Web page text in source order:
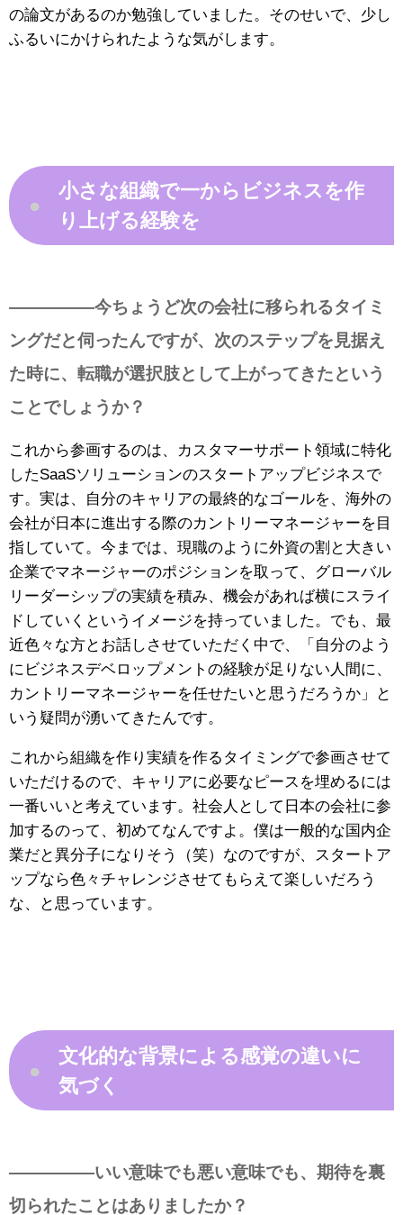
の論文があるのか勉強していました。そのせいで、少し
ふるいにかけられたような気がします。
●
小さな組織で一からビジネスを作
り上げる経験を
—————今ちょうど次の会社に移られるタイミ
ングだと伺ったんですが、次のステップを見据え
た時に、転職が選択肢として上がってきたという
ことでしょうか？
これから参画するのは、カスタマーサポート領域に特化
したSaaSソリューションのスタートアップビジネスで
す。実は、自分のキャリアの最終的なゴールを、海外の
会社が日本に進出する際のカントリーマネージャーを目
指していて。今までは、現職のように外資の割と大きい
企業でマネージャーのポジションを取って、グローバル
リーダーシップの実績を積み、機会があれば横にスライ
ドしていくというイメージを持っていました。でも、最
近色々な方とお話しさせていただく中で、「自分のよう
にビジネスデベロップメントの経験が足りない人間に、
カントリーマネージャーを任せたいと思うだろうか」と
いう疑問が湧いてきたんです。
これから組織を作り実績を作るタイミングで参画させて
いただけるので、キャリアに必要なピースを埋めるには
一番いいと考えています。社会人として日本の会社に参
加するのって、初めてなんですよ。僕は一般的な国内企
業だと異分子になりそう（笑）なのですが、スタートア
ップなら色々チャレンジさせてもらえて楽しいだろう
な、と思っています。
●
文化的な背景による感覚の違いに
気づく
—————いい意味でも悪い意味でも、期待を裏
切られたことはありましたか？